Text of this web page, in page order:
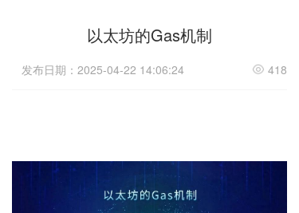
以太坊的Gas机制
发布日期：2025-04-22 14:06:24 418